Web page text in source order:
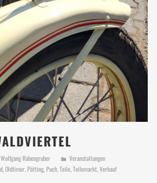
Wolfgang Rabengruber
Veranstaltungen
,Oldtimer, Pötting, Puch,Teile,Teilemarkt,Verkauf